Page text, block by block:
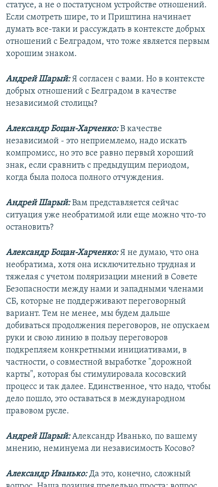
статусе, а не о постатусном устройстве отношений.
Если смотреть шире, то и Приштина начинает
думать все-таки и рассуждать в контексте добрых
отношений с Белградом, что тоже является первым
хорошим знаком.
Андрей Шарый:Я согласен с вами. Но в контексте
добрых отношений с Белградом в качестве
независимой столицы?
Александр Боцан-Харченко:В качестве
независимой - это неприемлемо, надо искать
компромисс, но это все равно первый хороший
знак, если сравнить с предыдущим периодом,
когда была полоса полного отчуждения.
Андрей Шарый:Вам представляется сейчас
ситуация уже необратимой или еще можно что-то
остановить?
Александр Боцан-Харченко:Я не думаю, что она
необратима, хотя она исключительно трудная и
тяжелая с учетом поляризации мнений в Совете
Безопасности между нами и западными членами
СБ, которые не поддерживают переговорный
вариант. Тем не менее, мы будем дальше
добиваться продолжения переговоров, не опускаем
руки и свою линию в пользу переговоров
подкрепляем конкретными инициативами, в
частности, о совместной выработке "дорожной
карты", которая бы стимулировала косовский
процесс и так далее. Единственное, что надо, чтобы
дело пошло, это оставаться в международном
правовом русле.
Андрей Шарый:Александр Иванько, по вашему
мнению, неминуема ли независимость Косово?
Александр Иванько:Да это, конечно, сложный